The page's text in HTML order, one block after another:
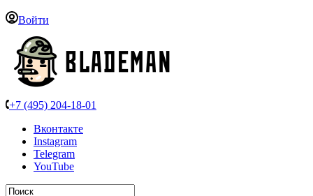
Войти
+7 (495) 204-18-01
Вконтакте
Instagram
Telegram
YouTube